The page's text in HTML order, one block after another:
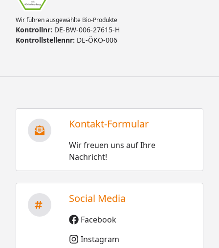
Wir führen ausgewählte Bio-Produkte
Kontrollnr: DE-BW-006-27615-H
Kontrollstellennr: DE-ÖKO-006
Kontakt-Formular
Wir freuen uns auf Ihre
Nachricht!
Social Media
Facebook
Instagram